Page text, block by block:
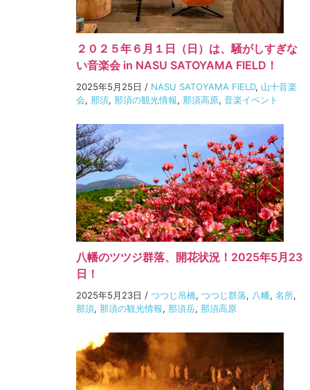
２０２５年６月１日（日）は、騒がしすぎな
い音楽会 in NASU SATOYAMA FIELD！
2025年5月25日 / NASU SATOYAMA FIELD, 山十音楽
会, 那須, 那須の観光情報, 那須高原, 音楽イベント
八幡のツツジ群落、開花状況！2025年5月23
日！
2025年5月23日 / つつじ吊橋, つつじ群落, 八幡, 名所,
那須, 那須の観光情報, 那須岳, 那須高原